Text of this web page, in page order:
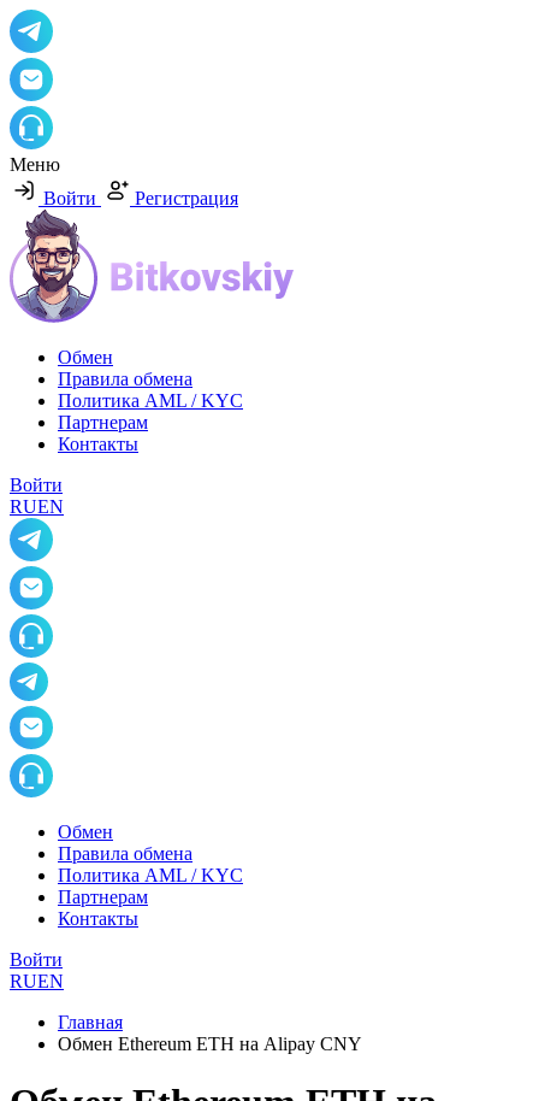
Меню
Войти
Регистрация
Обмен
Правила обмена
Политика AML / KYC
Партнерам
Контакты
Войти
RUEN
Обмен
Правила обмена
Политика AML / KYC
Партнерам
Контакты
Войти
RUEN
Главная
Обмен Ethereum ETH на Alipay CNY